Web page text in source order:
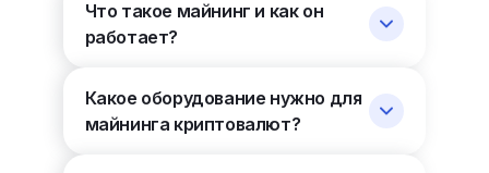
Что такое майнинг и как он
работает?
Какое оборудование нужно для
майнинга криптовалют?